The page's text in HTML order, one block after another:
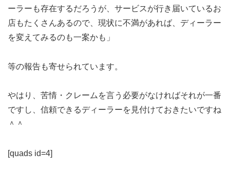
ーラーも存在するだろうが、サービスが行き届いているお
店もたくさんあるので、現状に不満があれば、ディーラー
を変えてみるのも一案かも」
等の報告も寄せられています。
やはり、苦情・クレームを言う必要がなければそれが一番
ですし、信頼できるディーラーを見付けておきたいですね
＾＾
[quads id=4]